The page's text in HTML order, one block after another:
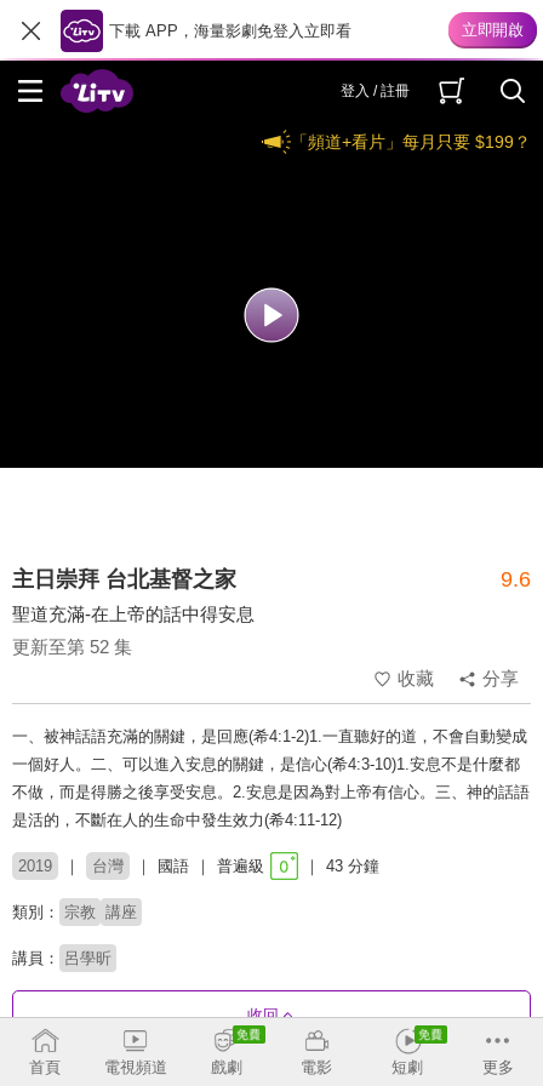
下載 APP，海量影劇免登入立即看
登入 / 註冊
「頻道+看片」每月只要 $199？
主日崇拜 台北基督之家 9.6
聖道充滿-在上帝的話中得安息
更新至第 52 集
收藏
分享
一、被神話語充滿的關鍵，是回應(希4:1-2)1.一直聽好的道，不會自動變成
一個好人。二、可以進入安息的關鍵，是信心(希4:3-10)1.安息不是什麼都
不做，而是得勝之後享受安息。2.安息是因為對上帝有信心。三、神的話語
是活的，不斷在人的生命中發生效力(希4:11-12)
2019 台灣 國語 普遍級 43 分鐘
類別： 宗教 講座
講員： 呂學昕
收回
首頁 電視頻道 戲劇 電影 短劇 更多